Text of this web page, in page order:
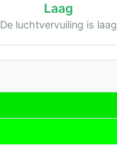
Laag
De luchtvervuiling is laag